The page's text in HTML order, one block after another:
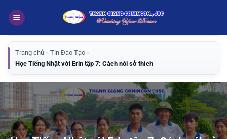
qua
dung
Trang chủ » Tin Đào Tạo »
Học Tiếng Nhật với Erin tập 7: Cách nói sở thích